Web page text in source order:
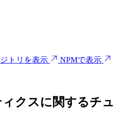
トリを表示 NPMで表示
クスに関するチュ